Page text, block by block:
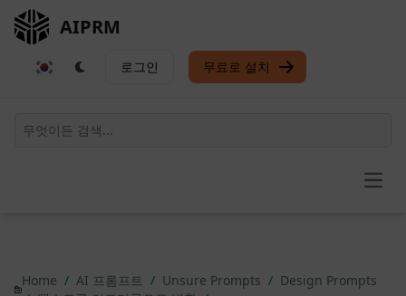
AIPRM
로그인 무료로 설치
Home / AI 프롬프트 / Unsure Prompts / Design Prompts